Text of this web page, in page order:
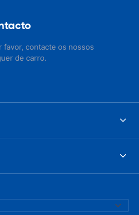
favor, contacte os nossos
de carro.